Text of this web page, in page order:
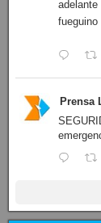
fueguino
Prensa